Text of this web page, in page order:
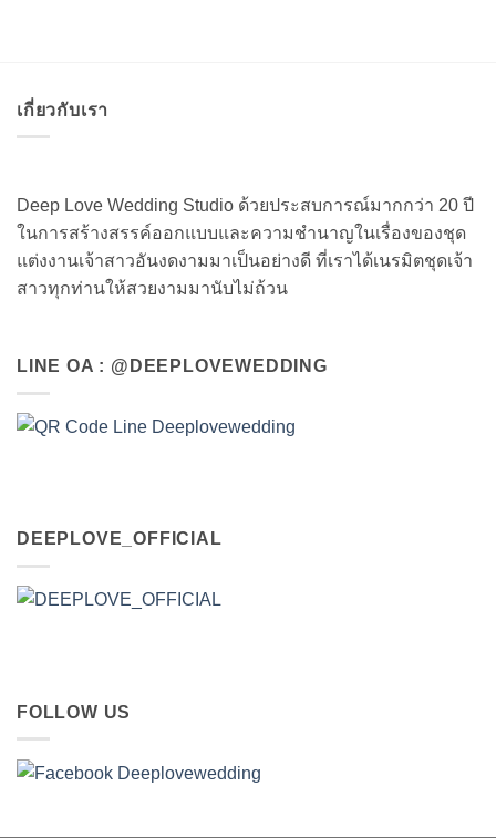
เกี่ยวกับเรา
Deep Love Wedding Studio ด้วยประสบการณ์มากกว่า 20 ปี
ในการสร้างสรรค์ออกแบบและความชำนาญในเรื่องของชุด
แต่งงานเจ้าสาวอันงดงามมาเป็นอย่างดี ที่เราได้เนรมิตชุดเจ้า
สาวทุกท่านให้สวยงามมานับไม่ถ้วน
LINE OA : @DEEPLOVEWEDDING
DEEPLOVE_OFFICIAL
FOLLOW US